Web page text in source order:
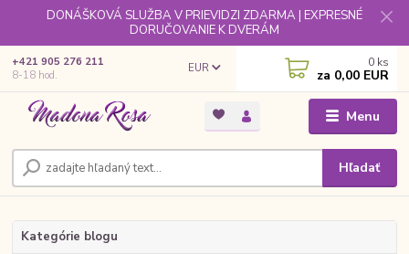
DONÁŠKOVÁ SLUŽBA V PRIEVIDZI ZDARMA | EXPRESNÉ
DORUČOVANIE K DVERÁM
Menu
EUR
Hľadať
+421 905 276 211
8-18 hod.
0 ks
za 0,00 EUR
Kategórie blogu